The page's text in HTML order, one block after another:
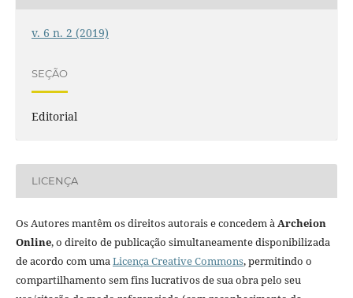
v. 6 n. 2 (2019)
SEÇÃO
Editorial
LICENÇA
Os Autores mantêm os direitos autorais e concedem àArcheion
Online, o direito de publicação simultaneamente disponibilizada
de acordo com umaLicença Creative Commons, permitindo o
compartilhamento sem fins lucrativos de sua obra pelo seu